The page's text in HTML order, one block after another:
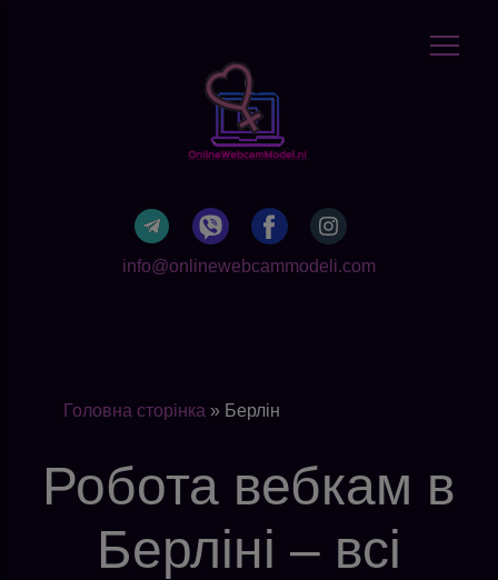
info@onlinewebcammodeli.com
Головна сторінка » Берлін
Робота вебкам в
Берліні – всі